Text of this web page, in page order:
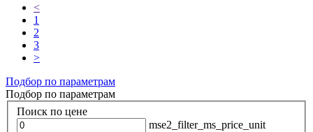
<
1
2
3
>
Подбор по параметрам
Подбор по параметрам
Поиск по цене
mse2_filter_ms_price_unit